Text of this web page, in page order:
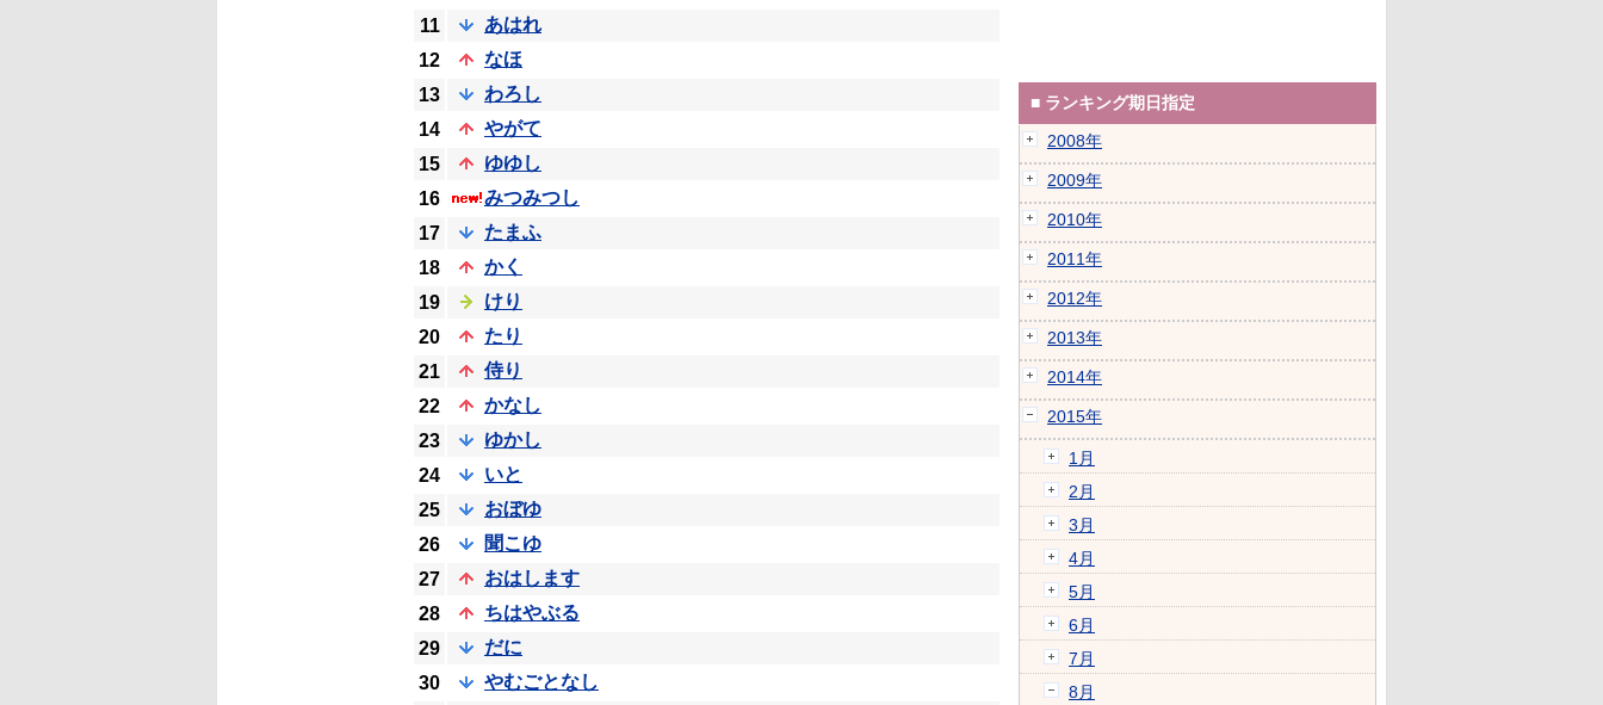
11
あはれ
12
なほ
13
わろし
14
やがて
15
ゆゆし
16
みつみつし
17
たまふ
18
かく
19
けり
20
たり
21
侍り
22
かなし
23
ゆかし
24
いと
25
おぼゆ
26
聞こゆ
27
おはします
28
ちはやぶる
29
だに
30
やむごとなし
■ ランキング期日指定
2008年
2009年
2010年
2011年
2012年
2013年
2014年
2015年
1月
2月
3月
4月
5月
6月
7月
8月